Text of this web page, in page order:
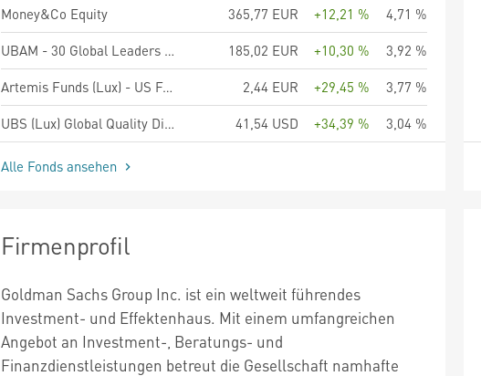
Money&Co Equity
365,77 EUR +12,21 %
4,71 %
UBAM - 30 Global Leaders Equity UC EUR
185,02 EUR +10,30 %
3,92 %
Artemis Funds (Lux) - US Focus - A accumulation EUR hedged
2,44 EUR +29,45 %
3,77 %
UBS (Lux) Global Quality Dividend Equity Fund P-acc
41,54 USD +34,39 % 3,04 %
Alle Fonds ansehen
Firmenprofil
Goldman Sachs Group Inc. ist ein weltweit führendes
Investment- und Effektenhaus. Mit einem umfangreichen
Angebot an Investment-, Beratungs- und
Finanzdienstleistungen betreut die Gesellschaft namhafte